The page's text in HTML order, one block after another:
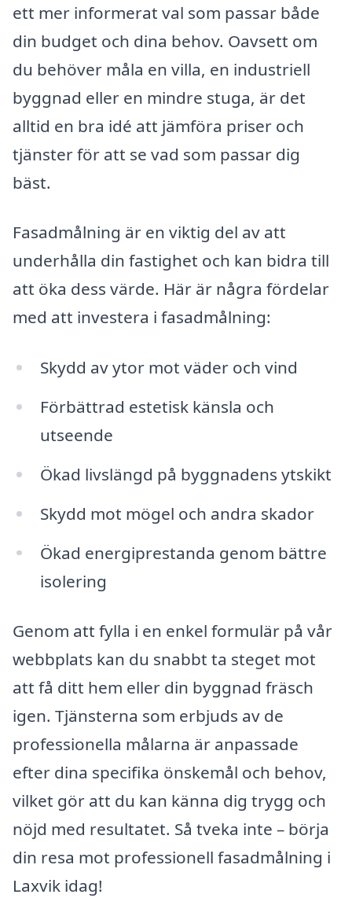
ett mer informerat val som passar både
din budget och dina behov. Oavsett om
du behöver måla en villa, en industriell
byggnad eller en mindre stuga, är det
alltid en bra idé att jämföra priser och
tjänster för att se vad som passar dig
bäst.
Fasadmålning är en viktig del av att
underhålla din fastighet och kan bidra till
att öka dess värde. Här är några fördelar
med att investera i fasadmålning:
Skydd av ytor mot väder och vind
Förbättrad estetisk känsla och
utseende
Ökad livslängd på byggnadens ytskikt
Skydd mot mögel och andra skador
Ökad energiprestanda genom bättre
isolering
Genom att fylla i en enkel formulär på vår
webbplats kan du snabbt ta steget mot
att få ditt hem eller din byggnad fräsch
igen. Tjänsterna som erbjuds av de
professionella målarna är anpassade
efter dina specifika önskemål och behov,
vilket gör att du kan känna dig trygg och
nöjd med resultatet. Så tveka inte – börja
din resa mot professionell fasadmålning i
Laxvik idag!